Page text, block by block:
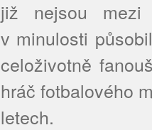
již nejsou
v minulosti
celoživotně
hráč fotbalového
letech.